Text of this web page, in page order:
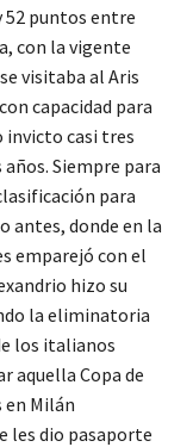
52 puntos entre
con la vigente
visitaba al Aris
capacidad para
invicto casi tres
Siempre para
para
antes, donde en la
emparejó con el
hizo su
la eliminatoria
los italianos
aquella Copa de
en Milán
les dio pasaporte